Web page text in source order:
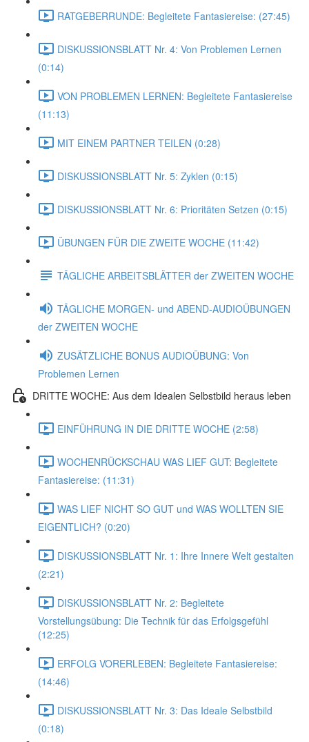
RATGEBERRUNDE: Begleitete Fantasiereise: (27:45)
DISKUSSIONSBLATT Nr. 4: Von Problemen Lernen
(0:14)
VON PROBLEMEN LERNEN: Begleitete Fantasiereise
(11:13)
MIT EINEM PARTNER TEILEN (0:28)
DISKUSSIONSBLATT Nr. 5: Zyklen (0:15)
DISKUSSIONSBLATT Nr. 6: Prioritäten Setzen (0:15)
ÜBUNGEN FÜR DIE ZWEITE WOCHE (11:42)
TÄGLICHE ARBEITSBLÄTTER der ZWEITEN WOCHE
TÄGLICHE MORGEN- und ABEND-AUDIOÜBUNGEN
der ZWEITEN WOCHE
ZUSÄTZLICHE BONUS AUDIOÜBUNG: Von
Problemen Lernen
DRITTE WOCHE: Aus dem Idealen Selbstbild heraus leben
EINFÜHRUNG IN DIE DRITTE WOCHE (2:58)
WOCHENRÜCKSCHAU WAS LIEF GUT: Begleitete
Fantasiereise: (11:31)
WAS LIEF NICHT SO GUT und WAS WOLLTEN SIE
EIGENTLICH? (0:20)
DISKUSSIONSBLATT Nr. 1: Ihre Innere Welt gestalten
(2:21)
DISKUSSIONSBLATT Nr. 2: Begleitete
Vorstellungsübung: Die Technik für das Erfolgsgefühl
(12:25)
ERFOLG VORERLEBEN: Begleitete Fantasiereise:
(14:46)
DISKUSSIONSBLATT Nr. 3: Das Ideale Selbstbild
(0:18)